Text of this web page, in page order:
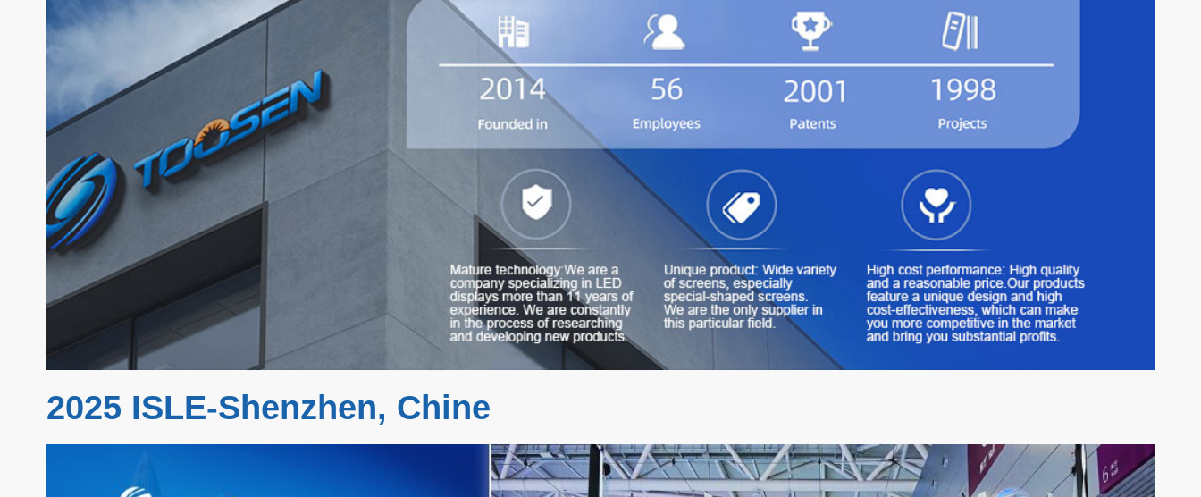
2025 ISLE-Shenzhen, Chine